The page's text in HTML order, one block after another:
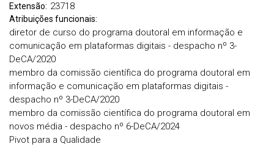
Extensão: 23718
Atribuições funcionais:
diretor de curso do programa doutoral em informação e
comunicação em plataformas digitais - despacho nº 3-
DeCA/2020
membro da comissão científica do programa doutoral em
informação e comunicação em plataformas digitais -
despacho nº 3-DeCA/2020
membro da comissão científica do programa doutoral em
novos média - despacho nº 6-DeCA/2024
Pivot para a Qualidade